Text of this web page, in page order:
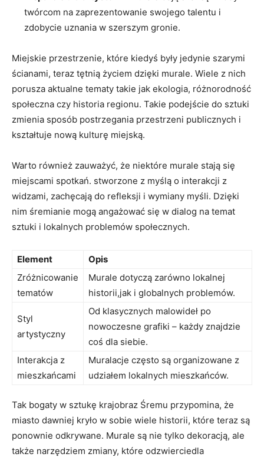
twórcom na zaprezentowanie ⁤swojego ⁣talentu​ i
zdobycie uznania w szerszym gronie.
Miejskie przestrzenie, które kiedyś były jedynie szarymi
ścianami, teraz tętnią życiem ‌dzięki murale. Wiele z⁢ nich
porusza aktualne ​tematy ‍takie jak ekologia, różnorodność
społeczna czy historia regionu. Takie podejście ⁤do sztuki
zmienia ⁢sposób postrzegania⁤ przestrzeni​ publicznych i
kształtuje nową kulturę miejską.
Warto⁢ również ​zauważyć, że niektóre murale ⁣stają się
miejscami spotkań. stworzone z myślą​ o interakcji ⁣z
widzami, zachęcają do refleksji i wymiany myśli. Dzięki
nim⁣ śremianie mogą angażować się w dialog na temat
sztuki i lokalnych problemów społecznych.
Element
Opis
Zróżnicowanie
tematów
Murale‍ dotyczą zarówno ⁤lokalnej​
historii,jak i‍ globalnych problemów.
Styl
artystyczny
Od ​klasycznych⁣ malowideł po
nowoczesne grafiki – ‌każdy ⁤znajdzie
coś dla‌ siebie.
Interakcja​ z
mieszkańcami
Muralacje często są organizowane z
‌udziałem ‍lokalnych mieszkańców.
Tak bogaty ⁤w sztukę krajobraz Śremu przypomina,⁣ że
⁤miasto‍ dawniej kryło⁤ w ‌sobie wiele ​historii, które teraz ​są
‍ponownie ⁣odkrywane. Murale są nie ‍tylko dekoracją, ale
także narzędziem zmiany, które odzwierciedla⁣